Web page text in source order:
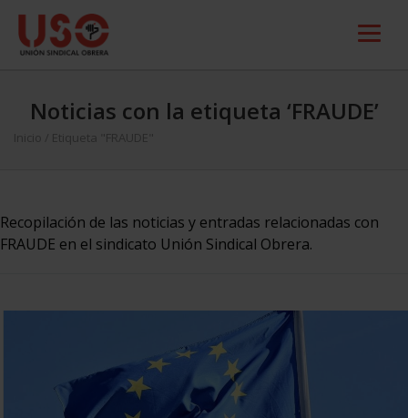
Noticias con la etiqueta ‘FRAUDE’
Inicio Etiqueta "FRAUDE"
Recopilación de las noticias y entradas relacionadas con
FRAUDE en el sindicato Unión Sindical Obrera.